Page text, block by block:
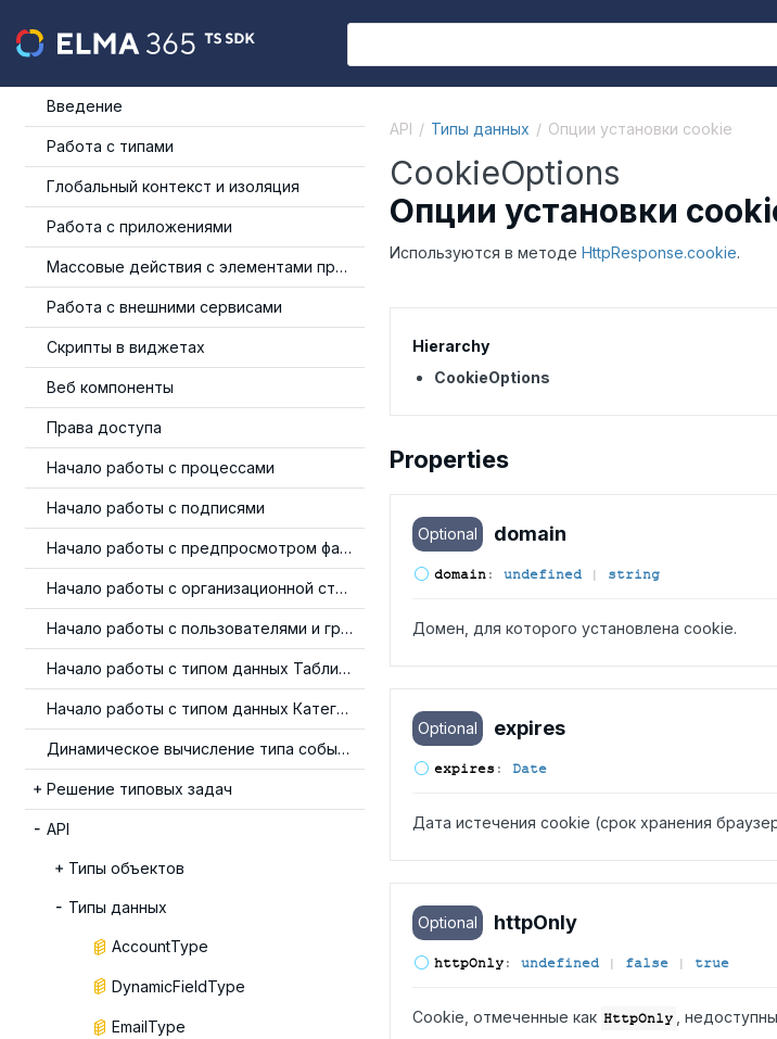
Введение
Работа с типами
Глобальный контекст и изоляция
Работа с приложениями
Массовые действия с элементами приложения
Работа с внешними сервисами
Скрипты в виджетах
Веб компоненты
Права доступа
Начало работы с процессами
Начало работы с подписями
Начало работы с предпросмотром файлов
Начало работы с организационной структурой
Начало работы с пользователями и группами
Начало работы с типом данных Таблица
Начало работы с типом данных Категория
Динамическое вычисление типа события
Решение типовых задач
API
Типы объектов
Типы данных
AccountType
DynamicFieldType
EmailType
API Типы данных Опции установки cookie
CookieOptions
Опции установки
Используются в методе HttpResponse.cookie.
Hierarchy
CookieOptions
Properties
Optional domain
domain: undefined| string
Домен, для которого установлена cookie.
Optional expires
expires : Date
Дата истечения cookie (срок хранения
Optional httpOnly
httpOnly: undefined| false| true
Cookie, отмеченные как HttpOnly ,